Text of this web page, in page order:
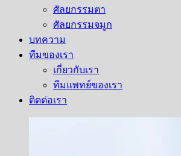
ศัลยกรรมตา
ศัลยกรรมจมูก
บทความ
ทีมของเรา
เกี่ยวกับเรา
ทีมแพทย์ของเรา
ติดต่อเรา